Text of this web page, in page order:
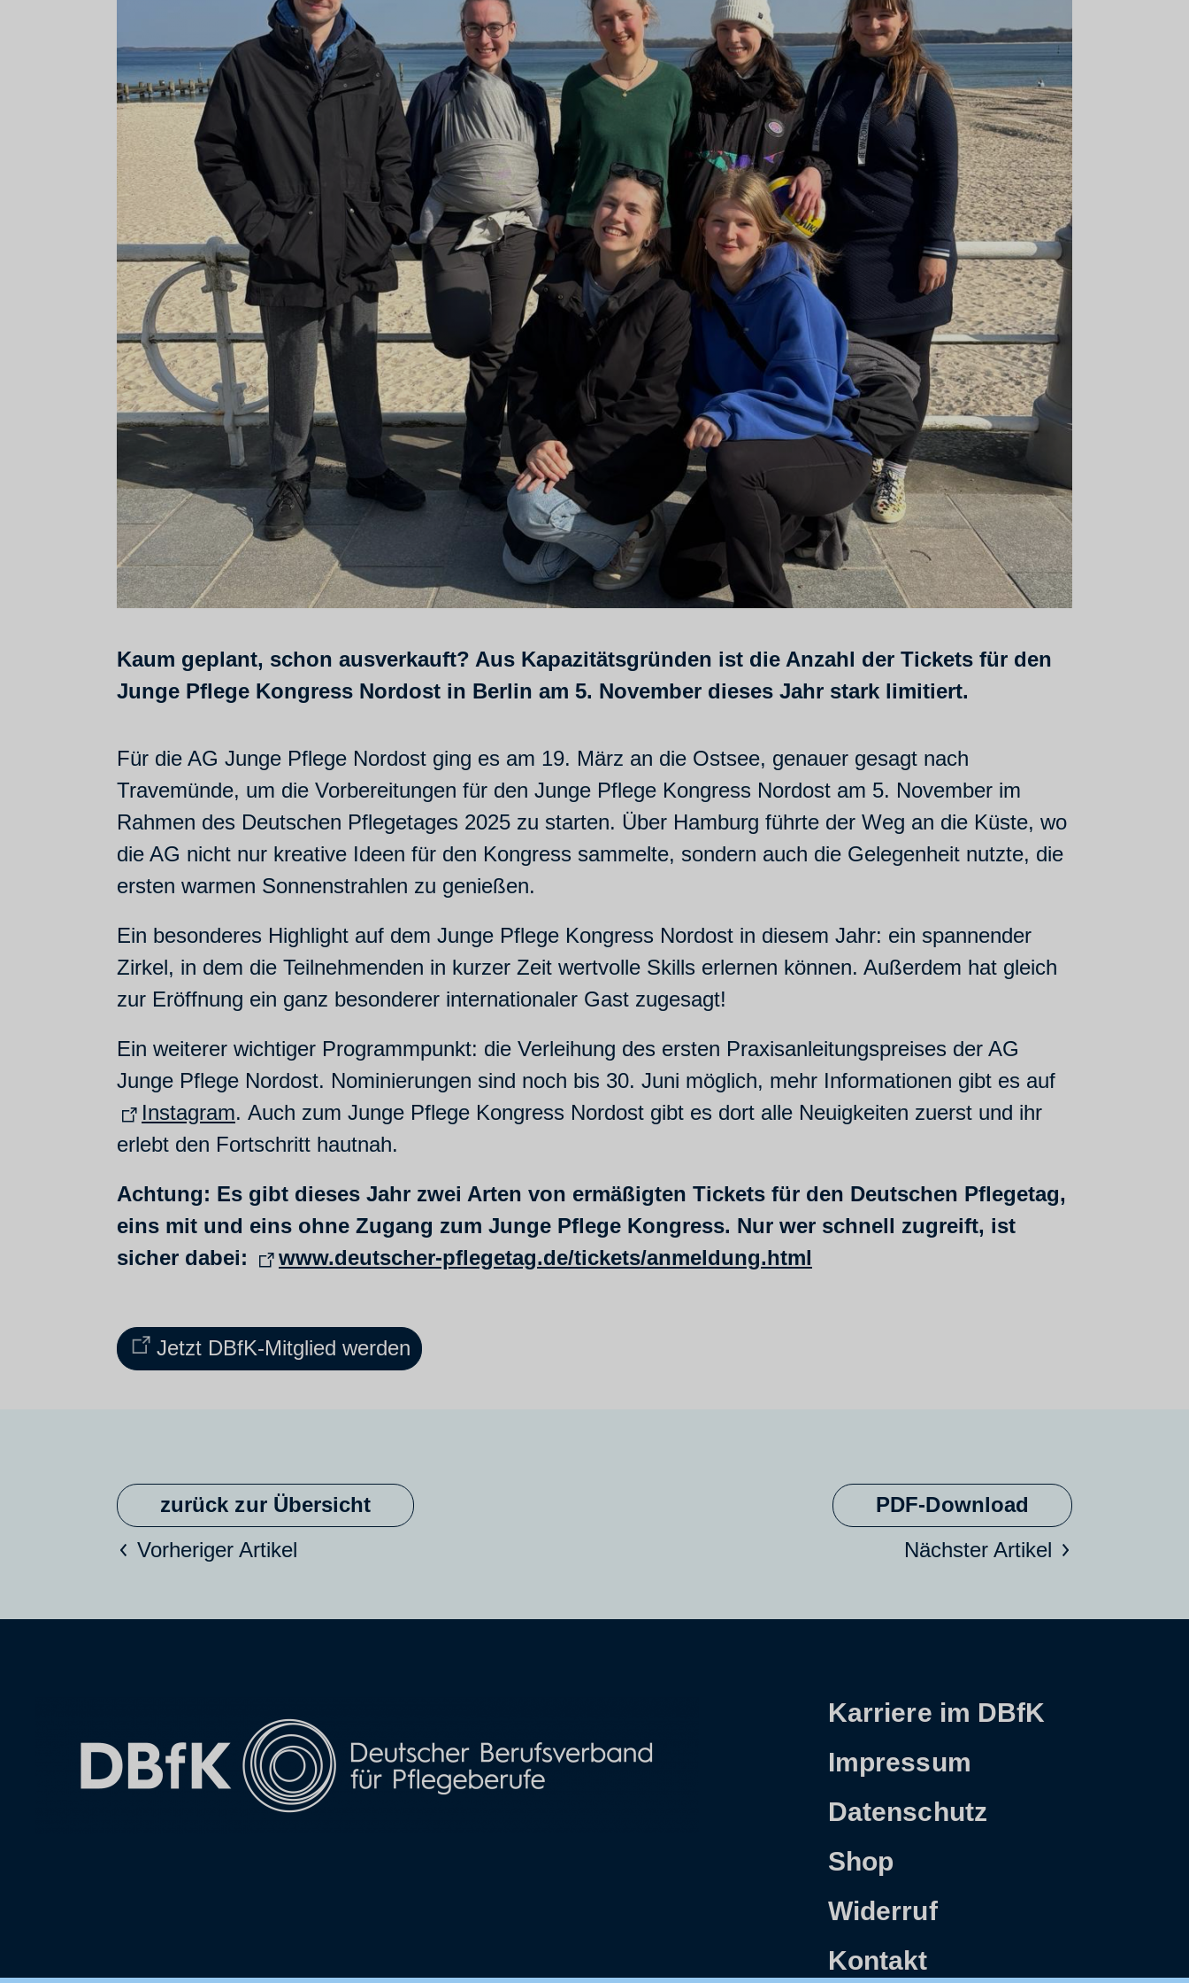
Kaum geplant, schon ausverkauft? Aus Kapazitätsgründen ist die Anzahl der Tickets für den
Junge Pflege Kongress Nordost in Berlin am 5. November dieses Jahr stark limitiert.
Für die AG Junge Pflege Nordost ging es am 19. März an die Ostsee, genauer gesagt nach
Travemünde, um die Vorbereitungen für den Junge Pflege Kongress Nordost am 5. November im
Rahmen des Deutschen Pflegetages 2025 zu starten. Über Hamburg führte der Weg an die Küste, wo
die AG nicht nur kreative Ideen für den Kongress sammelte, sondern auch die Gelegenheit nutzte, die
ersten warmen Sonnenstrahlen zu genießen.
Ein besonderes Highlight auf dem Junge Pflege Kongress Nordost in diesem Jahr: ein spannender
Zirkel, in dem die Teilnehmenden in kurzer Zeit wertvolle Skills erlernen können. Außerdem hat gleich
zur Eröffnung ein ganz besonderer internationaler Gast zugesagt!
Ein weiterer wichtiger Programmpunkt: die Verleihung des ersten Praxisanleitungspreises der AG
Junge Pflege Nordost. Nominierungen sind noch bis 30. Juni möglich, mehr Informationen gibt es auf
Instagram. Auch zum Junge Pflege Kongress Nordost gibt es dort alle Neuigkeiten zuerst und ihr
erlebt den Fortschritt hautnah.
Achtung: Es gibt dieses Jahr zwei Arten von ermäßigten Tickets für den Deutschen Pflegetag,
eins mit und eins ohne Zugang zum Junge Pflege Kongress. Nur wer schnell zugreift, ist
sicher dabei:
www.deutscher-pflegetag.de/tickets/anmeldung.html
Jetzt DBfK-Mitglied werden
zurück zur Übersicht
PDF-Download
Vorheriger Artikel
Nächster Artikel
Karriere im DBfK
Impressum
Datenschutz
Shop
Widerruf
Kontakt